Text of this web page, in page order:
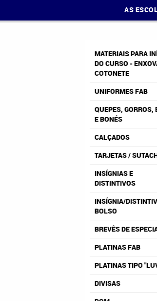
AS
MATERIAIS PARA
DO CURSO -
COTONETE
UNIFORMES FAB
QUEPES, GORROS,
E BONÉS
CALÇADOS
TARJETAS /
INSÍGNIAS E
DISTINTIVOS
INSÍGNIA/
BOLSO
BREVÊS DE
PLATINAS FAB
PLATINAS TIPO
DIVISAS